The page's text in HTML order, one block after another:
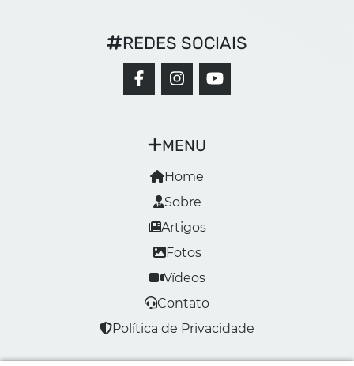
MENU
Home
Sobre
Artigos
Fotos
Vídeos
Contato
Política de Privacidade
REDES SOCIAIS